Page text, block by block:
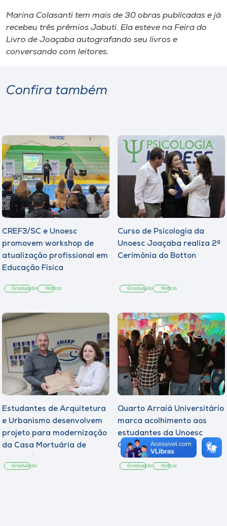
Editora
Selecione
o idioma
A-
Marina Colasanti tem mais de 30 obras publicadas e já
recebeu três prêmios Jabuti. Ela esteve na Feira do
Livro de Joaçaba autografando seu livros e
conversando com leitores.
Confira também
CREF3/SC e Unoesc
promovem workshop de
atualização profissional em
Educação Física
Graduação Notícia
Curso de Psicologia da
Unoesc Joaçaba realiza 2ª
Cerimônia do Botton
Graduação Notícia
Estudantes de Arquitetura
e Urbanismo desenvolvem
projeto para modernização
da Casa Mortuária de
Graduação
Quarto Arraiá Universitário
marca acolhimento aos
estudantes da Unoesc
Campos Novos
Graduação Notícia